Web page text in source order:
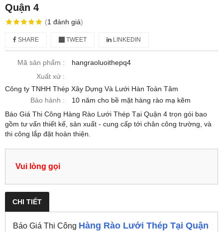
Quận 4
(1 đánh giá)
SHARE TWEET LINKEDIN
Mã sản phẩm :
hangraoluoithepq4
Xuất xứ :
Công ty TNHH Thép Xây Dựng Và Lưới Hàn Toàn Tâm
Bảo hành :
10 năm cho bề mặt hàng rào mạ kẽm
Báo Giá Thi Công Hàng Rào Lưới Thép Tại Quận 4 trọn gói bao
gồm tư vấn thiết kế, sản xuất - cung cấp tới chân công trường, và
thi công lắp đặt hoàn thiện.
Vui lòng gọi
CHI TIẾT
Báo Giá Thi Công Hàng Rào Lưới Thép Tại Quận